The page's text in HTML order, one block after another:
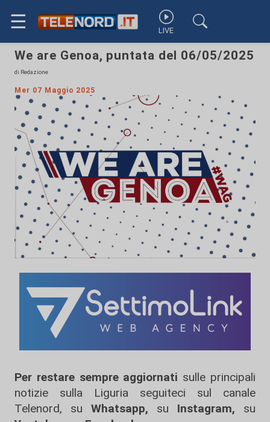
☰ LIVE
We are Genoa, puntata del 06/05/2025
di Redazione
Mer 07 Maggio 2025
Per restare sempre aggiornati sulle principali
notizie sulla Liguria seguiteci sul canale
Telenord, su
Whatsapp, su Instagram, su